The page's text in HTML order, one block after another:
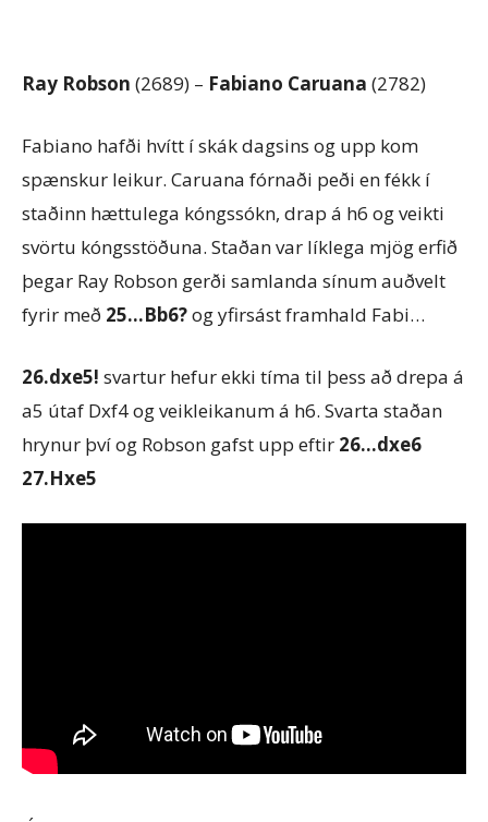
Ray Robson (2689) – Fabiano Caruana (2782)
Fabiano hafði hvítt í skák dagsins og upp kom
spænskur leikur. Caruana fórnaði peði en fékk í
staðinn hættulega kóngssókn, drap á h6 og veikti
svörtu kóngsstöðuna. Staðan var líklega mjög erfið
þegar Ray Robson gerði samlanda sínum auðvelt
fyrir með 25…Bb6?og yfirsást framhald Fabi…
26.dxe5! svartur hefur ekki tíma til þess að drepa á
a5 útaf Dxf4 og veikleikanum á h6. Svarta staðan
hrynur því og Robson gafst upp eftir 26…dxe6
27.Hxe5